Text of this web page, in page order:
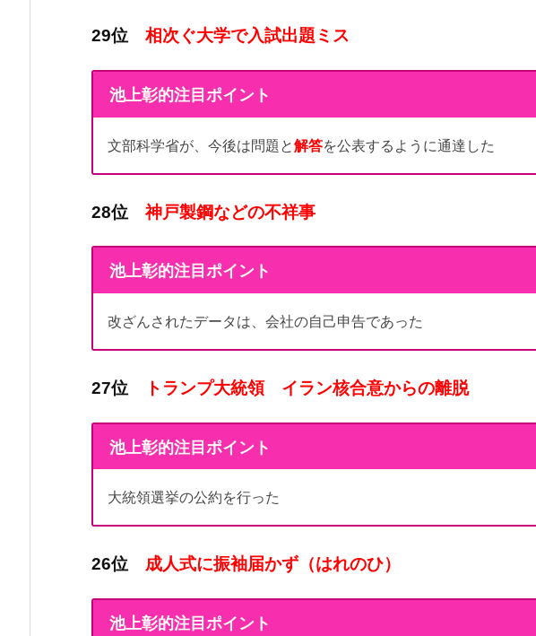
29位 相次ぐ大学で入試出題ミス
池上彰的注目ポイント
文部科学省が、今後は問題と解答を公表するように通達した
28位神戸製鋼などの不祥事
池上彰的注目ポイント
改ざんされたデータは、会社の自己申告であった
27位 トランプ大統領 イラン核合意からの離脱
池上彰的注目ポイント
大統領選挙の公約を行った
26位 成人式に振袖届かず（はれのひ）
池上彰的注目ポイント